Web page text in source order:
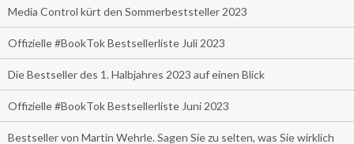
Media Control kürt den Sommerbeststeller 2023
Offizielle #BookTok Bestsellerliste Juli 2023
Die Bestseller des 1. Halbjahres 2023 auf einen Blick
Offizielle #BookTok Bestsellerliste Juni 2023
Bestseller von Martin Wehrle. Sagen Sie zu selten, was Sie wirklich